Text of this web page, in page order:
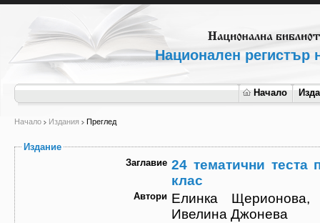
Национален регистър
Начало
Начало Издания Преглед
Издание
Заглавие 24 тематични теста
клас
Автори Елинка
Ивелина Джонева